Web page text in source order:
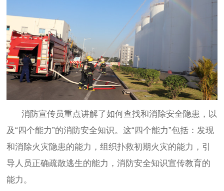
消防宣传员重点讲解了如何查找和消除安全隐患，以
及“四个能力”的消防安全知识。这“四个能力”包括：发现
和消除火灾隐患的能力，组织扑救初期火灾的能力，引
导人员正确疏散逃生的能力，消防安全知识宣传教育的
能力。